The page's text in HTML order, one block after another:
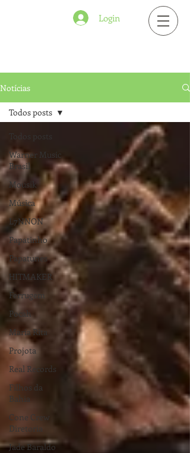
Login
Notícias
Todos posts
Warner Music
Brasil
Mousik
Música
L7NNON
Papatinho
Papatunes
HITMAKER
Ferrugem
Pocah
Maria Rita
Projota
Real Records
Filhos da
Bahia
Cone Crew
Diretoria
Jade Baraldo
Todos posts